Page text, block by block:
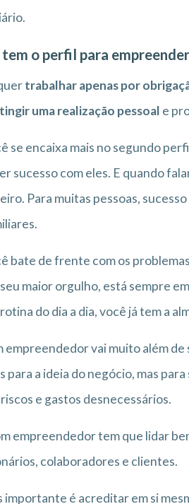
o perfil para
trabalhar apenas por
uma realização pessoal e
se encaixa mais no segundo
sucesso com eles. E quando
Para muitas pessoas,
bate de frente com os
maior orgulho, está sempre
do dia a dia, você já tem a
empreendedor vai muito além
para a ideia do negócio, mas
e gastos desnecessários.
empreendedor tem que lidar
colaboradores e clientes.
importante é acreditar em si